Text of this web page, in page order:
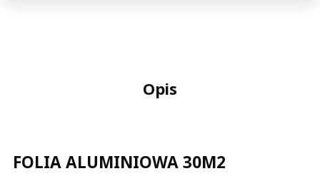
Opis
FOLIA ALUMINIOWA 30M2